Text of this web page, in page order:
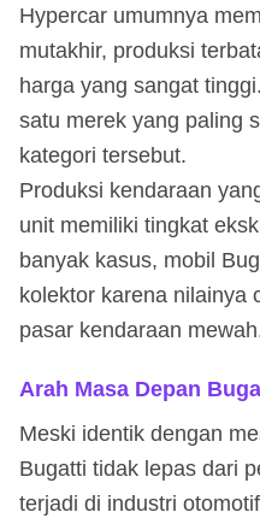
Hypercar umumnya
mutakhir, produksi
harga yang sangat
satu merek yang paling
kategori tersebut.
Produksi kendaraan
unit memiliki tingkat
banyak kasus, mobil
kolektor karena nilainya
pasar kendaraan
Arah Masa Depan
Meski identik dengan
Bugatti tidak lepas dari
terjadi di industri